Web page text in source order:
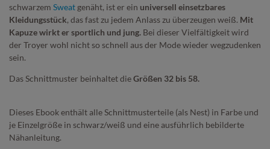
schwarzem Sweat genäht, ist er ein universell einsetzbares
Kleidungsstück, das fast zu jedem Anlass zu überzeugen weiß. Mit
Kapuze wirkt er sportlich und jung. Bei dieser Vielfältigkeit wird
der Troyer wohl nicht so schnell aus der Mode wieder wegzudenken
sein.
Das Schnittmuster beinhaltet dieGrößen 32 bis 58.
Dieses Ebook enthält alle Schnittmusterteile (als Nest) in Farbe und
je Einzelgröße in schwarz/weiß und eine ausführlich bebilderte
Nähanleitung.